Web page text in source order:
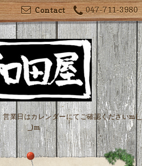
047-711-3980
Contact
営業日はカレンダーにてご確認くださいm(_
_)m